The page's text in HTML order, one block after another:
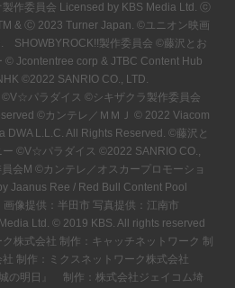
製作委員会 Licensed by KBS Media Ltd. ⓒ
& Ⓒ 2023 Turner Japan. ©ユニオン映画
SHOWBYROCK!!製作委員会 ©藤沢とお
© Jcontentree corp & JTBC Content Hub
©2022 SANRIO CO., LTD.
©V☆パラダイス ©シキザクラ製作委員会
©カンテレ／ＭＭＪ © 2022 Viacom
DWA L.L.C. All Rights Reserved. ©藤沢と
ー ©V☆パラダイス ©2022 SANRIO CO.,
会M ©カンテレ／オスカープロモーショ
Jaanus Ree / Red Bull Content Pool
像提供：半田市 写真提供：江南市
Ltd. © 2019 KBS. All rights reserved
株式会社 制作：キャッチネットワーク 制
制作：ミクスネットワーク株式会社
の明日』 制作：株式会社ジェイコム埼